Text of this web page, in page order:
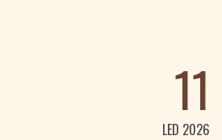
11
LED 2026